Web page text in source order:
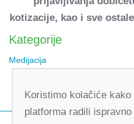
kotizacije, kao i sve
Kategorije
Medijacija
Koristimo kolačiće
platforma radili